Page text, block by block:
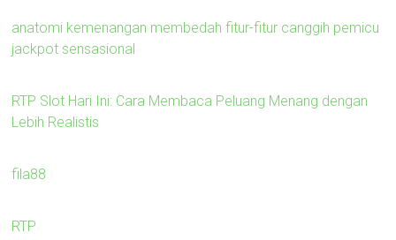
anatomi kemenangan membedah fitur-fitur canggih pemicu
jackpot sensasional
RTP Slot Hari Ini: Cara Membaca Peluang Menang dengan
Lebih Realistis
fila88
RTP